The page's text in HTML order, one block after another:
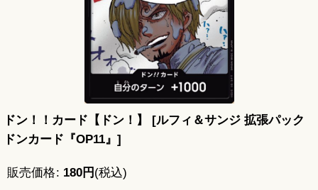
ドン！！カード【ドン！】 [ルフィ＆サンジ 拡張パック
ドンカード『OP11』 ]
販売価格: 180円 (税込)